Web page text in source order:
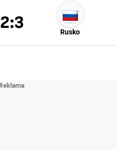
Rusko
2:3